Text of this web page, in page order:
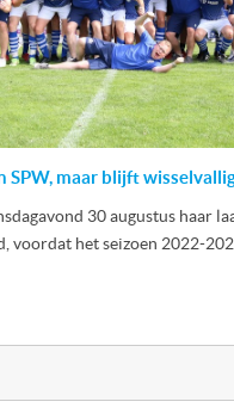
SPW, maar blijft
30 augustus haar
voordat het seizoen 2022-